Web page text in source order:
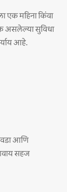
एक महिना किंवा
असलेल्या सुविधा
आहे.
आणि
सहज